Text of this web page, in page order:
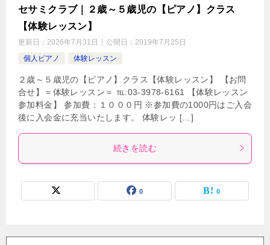
セサミクラブ｜２歳～５歳児の【ピアノ】クラス
【体験レッスン】
更新日： 2026年7月31日 公開日： 2019年7月25日
個人ピアノ
体験レッスン
２歳～５歳児の【ピアノ】クラス【体験レッスン】 【お問
合せ】＝体験レッスン＝ ℡:03-3978-6161 【体験レッスン
参加料金】 参加費：１０００円 ※参加費の1000円はご入会
後に入会金に充当いたします。 体験レッ […]
続きを読む
0 0